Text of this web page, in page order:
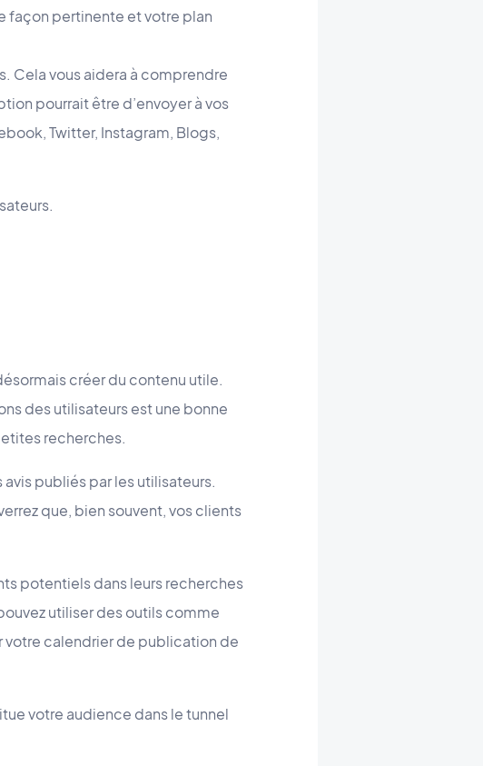
façon pertinente et votre plan
Cela vous aidera à comprendre
pourrait être d’envoyer à vos
Twitter, Instagram, Blogs,
créer du contenu utile.
des utilisateurs est une bonne
recherches.
publiés par les utilisateurs.
que, bien souvent, vos clients
potentiels dans leurs recherches
utiliser des outils comme
votre calendrier de publication de
votre audience dans le tunnel